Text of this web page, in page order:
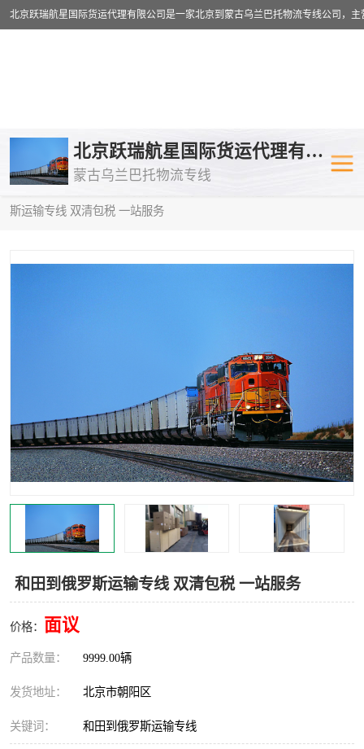
北京跃瑞航星国际货运代理有限公司
蒙古乌兰巴托物流专线
斯运输专线 双清包税 一站服务
和田到俄罗斯运输专线 双清包税 一站服务
价格： 面议
产品数量： 9999.00辆
发货地址： 北京市朝阳区
关键词： 和田到俄罗斯运输专线
乌兰巴托物流专线 乌兰巴托铁
乌兰巴托公路运输
中欧班列
蒙古乌兰巴托双清包税 蒙古乌兰巴